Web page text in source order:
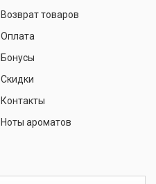
Возврат товаров
Оплата
Бонусы
Скидки
Контакты
Ноты ароматов